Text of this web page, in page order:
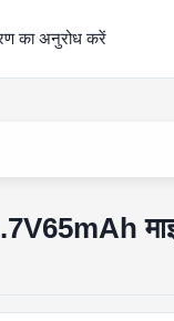
का अनुरोध करें